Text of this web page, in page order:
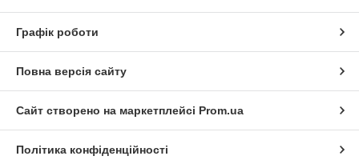
Графік роботи
Повна версія сайту
Сайт створено на маркетплейсі Prom.ua
Політика конфіденційності